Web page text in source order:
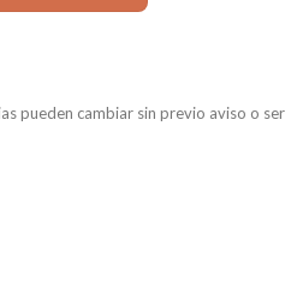
pueden cambiar sin previo aviso o ser